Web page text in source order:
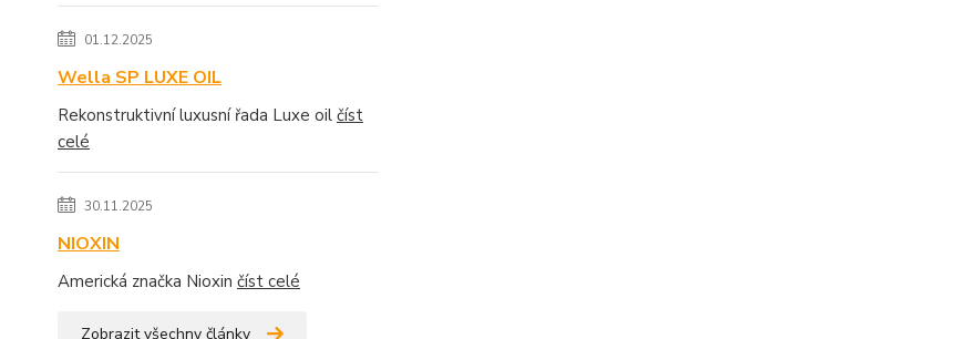
01.12.2025
Wella SP LUXE OIL
Rekonstruktivní luxusní řada Luxe oil číst
celé
30.11.2025
NIOXIN
Americká značka Nioxin číst celé
Zobrazit všechny články